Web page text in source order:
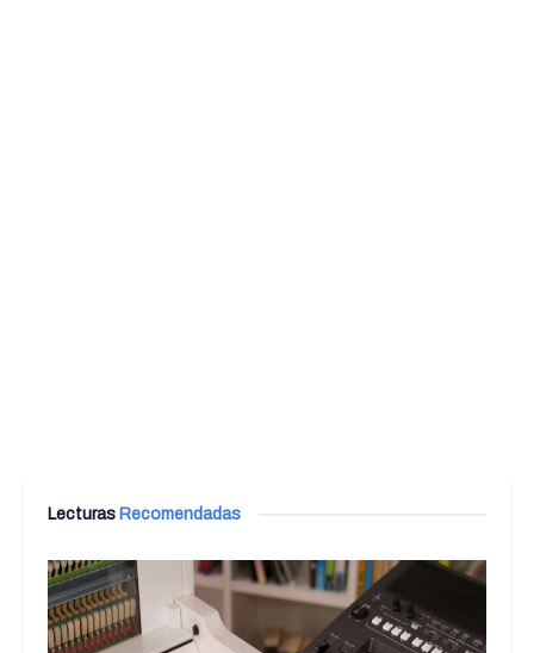
Lecturas Recomendadas